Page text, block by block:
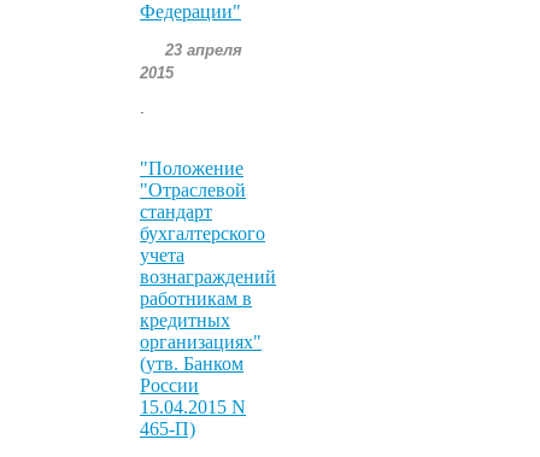
Федерации"
23 апреля
2015
"Положение
"Отраслевой
стандарт
бухгалтерского
учета
вознаграждений
работникам в
кредитных
организациях"
(утв. Банком
России
15.04.2015 N
465-П)